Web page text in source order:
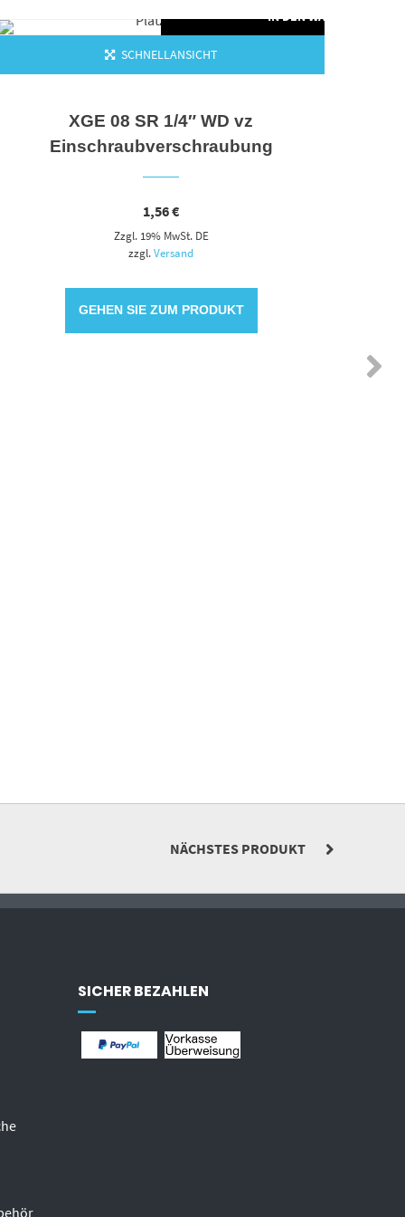
IN DEN WARENKORB
SCHNELLANSICHT
XGE 08 SR 1/4″ WD vz
Einschraubverschraubung
1,56€
Zzgl. 19% MwSt. DE
zzgl.Versand
GEHEN SIE ZUM PRODUKT
NÄCHSTES PRODUKT
SICHER BEZAHLEN